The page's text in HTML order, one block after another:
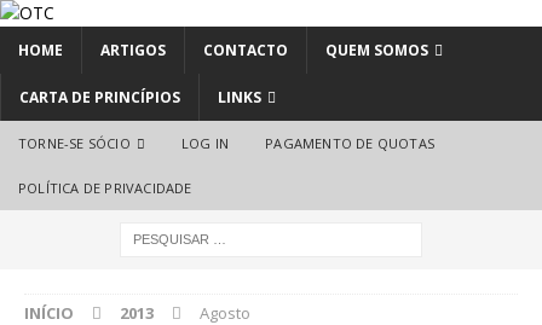
HOME ARTIGOS CONTACTO QUEM SOMOS
CARTA DE PRINCÍPIOS LINKS
TORNE-SE SÓCIO LOG IN PAGAMENTO DE QUOTAS
POLÍTICA DE PRIVACIDADE
INÍCIO 2013 Agosto